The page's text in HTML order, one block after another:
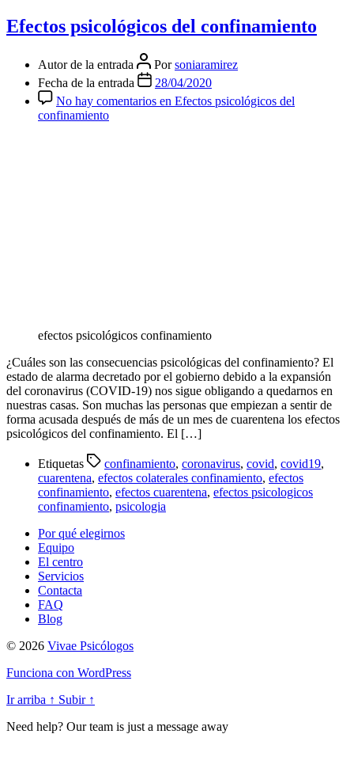
Efectos psicológicos del confinamiento
Autor de la entrada Porsoniaramirez
Fecha de la entrada
28/04/2020
No hay comentarios en Efectos psicológicos del
confinamiento
efectos psicológicos confinamiento
¿Cuáles son las consecuencias psicológicas del confinamiento? El
estado de alarma decretado por el gobierno debido a la expansión
del coronavirus (COVID-19) nos sigue obligando a quedarnos en
nuestras casas. Son muchas las personas que empiezan a sentir de
forma acusada después de más de un mes de cuarentena los efectos
psicológicos del confinamiento. El […]
Etiquetas confinamiento, coronavirus, covid, covid19,
cuarentena, efectos colaterales confinamiento, efectos
confinamiento, efectos cuarentena, efectos psicologicos
confinamiento, psicologia
Por qué elegirnos
Equipo
El centro
Servicios
Contacta
FAQ
Blog
© 2026 Vivae Psicólogos
Funciona con WordPress
Ir arriba ↑ Subir ↑
Need help? Our team is just a message away